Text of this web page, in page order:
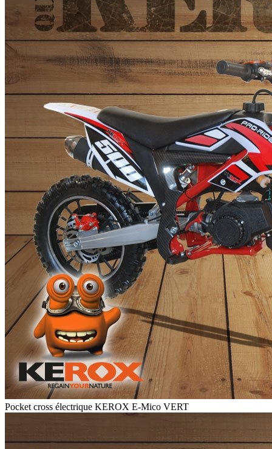
Pocket cross électrique KEROX E-Mico VERT